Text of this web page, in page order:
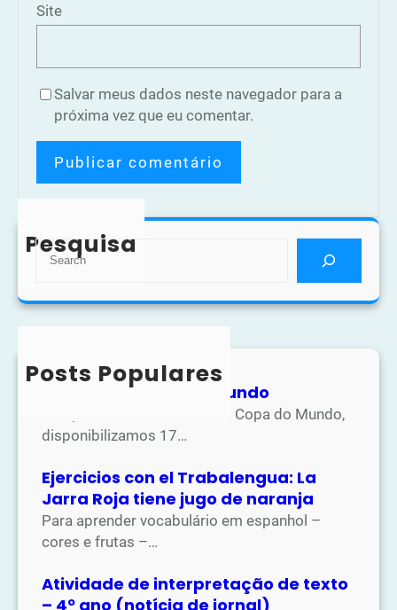
Site
Salvar meus dados neste navegador para a
próxima vez que eu comentar.
Pesquisa
S
r
Posts Populares
Atividades Copa do Mundo
Na apostila de atividades da Copa do Mundo,
disponibilizamos 17…
Ejercicios con el Trabalengua: La
Jarra Roja tiene jugo de naranja
Para aprender vocabulário em espanhol –
cores e frutas –…
Atividade de interpretação de texto
– 4º ano (notícia de jornal)